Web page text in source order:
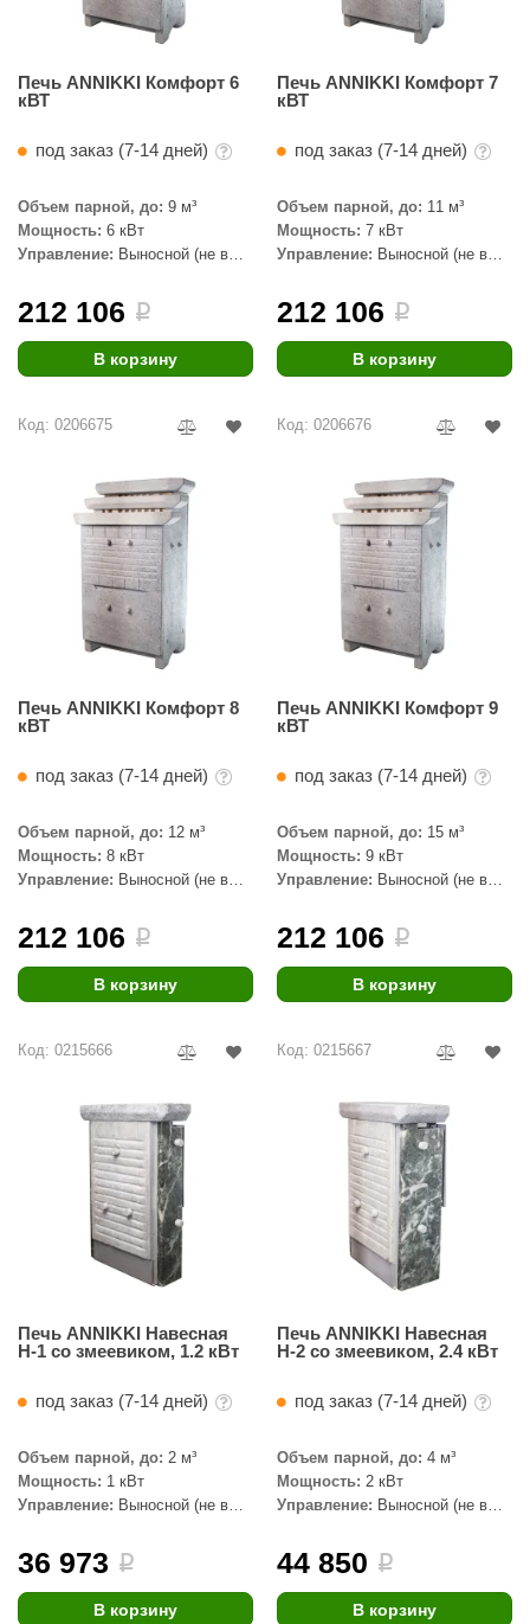
Печь ANNIKKI Комфорт 6
кВТ
под заказ (7-14 дней)
Объем парной, до: 9 м³
Мощность: 6 кВт
Управление: Выносной (не в
212 106 i
В корзину
Печь ANNIKKI Комфорт 7
кВТ
под заказ (7-14 дней)
Объем парной, до: 11 м³
Мощность: 7 кВт
Управление: Выносной (не в
212 106 i
В корзину
Код: 0206675
Печь ANNIKKI Комфорт 8
кВТ
под заказ (7-14 дней)
Объем парной, до: 12 м³
Мощность: 8 кВт
Управление: Выносной (не в
212 106 i
В корзину
Код: 0206676
Печь ANNIKKI Комфорт 9
кВТ
под заказ (7-14 дней)
Объем парной, до: 15 м³
Мощность: 9 кВт
Управление: Выносной (не в
212 106 i
В корзину
Код: 0215666
Печь ANNIKKI Навесная
Н-1 со змеевиком, 1.2 кВт
под заказ (7-14 дней)
Объем парной, до: 2 м³
Мощность: 1 кВт
Управление: Выносной (не в
36 973 i
В корзину
Код: 0215667
Печь ANNIKKI Навесная
Н-2 со змеевиком, 2.4 кВт
под заказ (7-14 дней)
Объем парной, до: 4 м³
Мощность: 2 кВт
Управление: Выносной (не в
44 850 i
В корзину